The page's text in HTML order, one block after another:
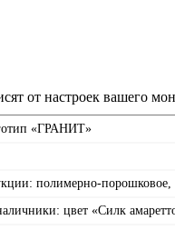
от настроек вашего
«ГРАНИТ»
полимерно-
цвет «Силк